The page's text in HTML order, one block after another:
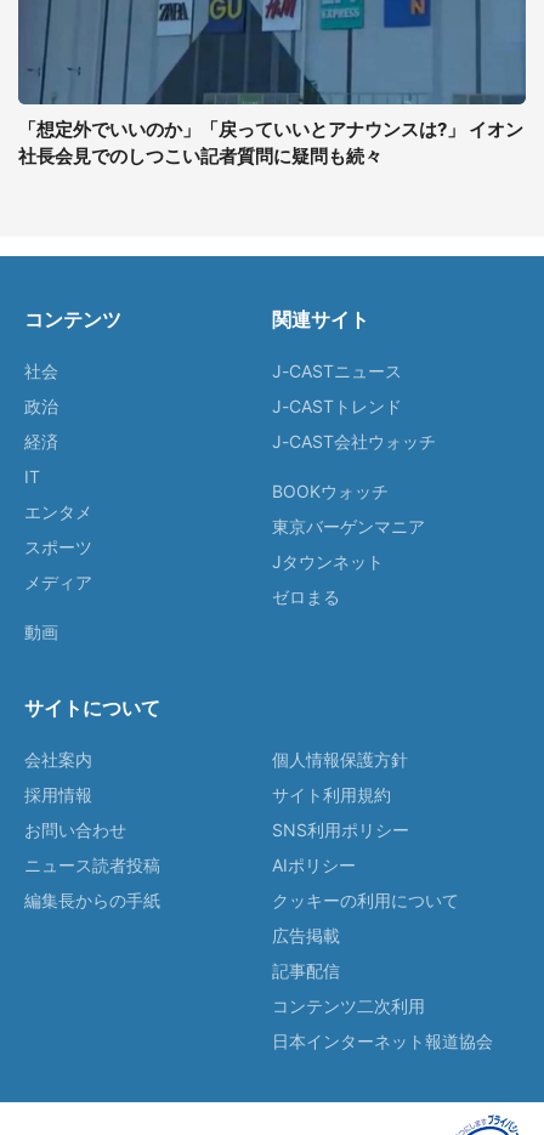
「想定外でいいのか」「戻っていいとアナウンスは?」 イオン
社長会見でのしつこい記者質問に疑問も続々
コンテンツ
社会
政治
経済
IT
エンタメ
スポーツ
メディア
動画
関連サイト
J-CASTニュース
J-CASTトレンド
J-CAST会社ウォッチ
BOOKウォッチ
東京バーゲンマニア
Jタウンネット
ゼロまる
サイトについて
会社案内
採用情報
お問い合わせ
ニュース読者投稿
編集長からの手紙
個人情報保護方針
サイト利用規約
SNS利用ポリシー
AIポリシー
クッキーの利用について
広告掲載
記事配信
コンテンツ二次利用
日本インターネット報道協会